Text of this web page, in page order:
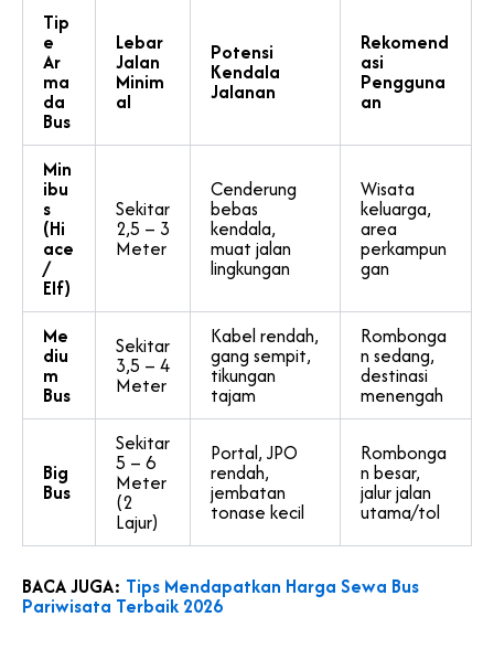
Tip
e
Ar
ma
da
Bus
Lebar
Jalan
Minim
al
Potensi
Kendala
Jalanan
Rekomend
asi
Pengguna
an
Min
ibu
s
(Hi
ace
/
Elf)
Sekitar
2,5 – 3
Meter
Cenderung
bebas
kendala,
muat jalan
lingkungan
Wisata
keluarga,
area
perkampun
gan
Me
diu
m
Bus
Sekitar
3,5 – 4
Meter
Kabel rendah,
gang sempit,
tikungan
tajam
Rombonga
n sedang,
destinasi
menengah
Big
Bus
Sekitar
5 – 6
Meter
(2
Lajur)
Portal, JPO
rendah,
jembatan
tonase kecil
Rombonga
n besar,
jalur jalan
utama/tol
BACA JUGA: Tips Mendapatkan Harga Sewa Bus
Pariwisata Terbaik 2026